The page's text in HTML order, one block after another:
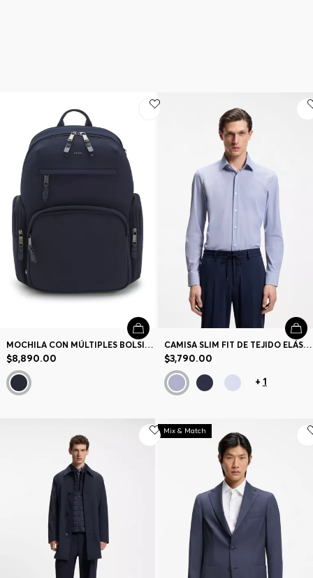
MOCHILA CON MÚLTIPLES BOLSILLOS
$8,890.00
CAMISA SLIM FIT DE TEJIDO ELÁSTICO TÉCNICO ESTAMPADO
$3,790.00
+ 1
Mix & Match